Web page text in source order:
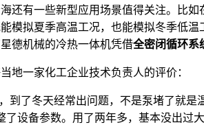
还有一些新型应用场景值得关注。比
模拟夏季高温工况，也能模拟冬季低
德机械的冷热一体机凭借全密闭循环系
地一家化工企业技术负责人的评价：
到了冬天经常出问题，不是泵堵了就
了设备参数。用了两年多，基本没出过